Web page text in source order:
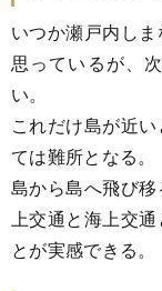
いつか瀬戸内し
思っているが、
い。
これだけ島が近
ては難所となる。
島から島へ飛び
上交通と海上交
とが実感できる。